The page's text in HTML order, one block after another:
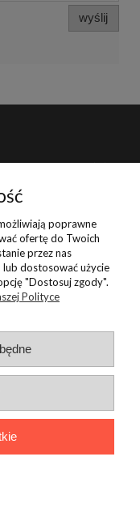
wyślij
poprawne
ofertę do Twoich
przez nas
dostosować użycie
"Dostosuj zgody".
Polityce